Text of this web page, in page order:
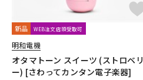
新品 WEB注文店頭受取可
明和電機
オタマトーン スイーツ (ストロベリ
ー) [さわってカンタン電子楽器]